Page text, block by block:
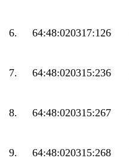
6. 64:48:020317:126
7. 64:48:020315:236
8. 64:48:020315:267
9. 64:48:020315:268